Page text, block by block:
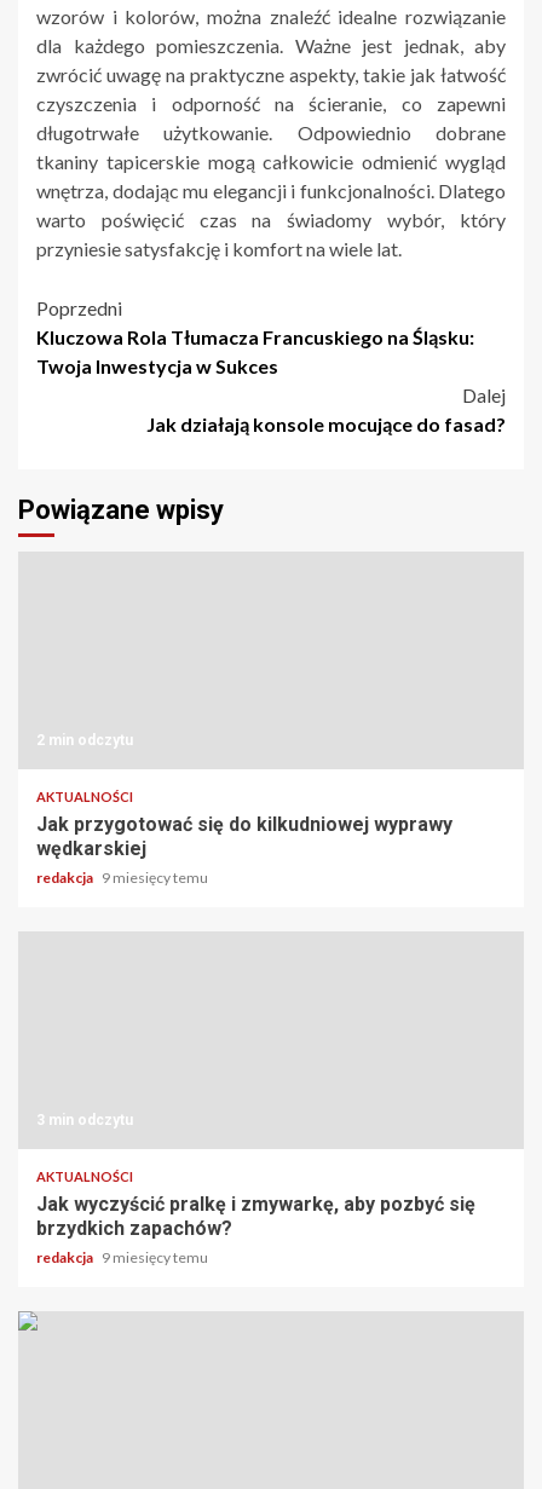
wzorów i kolorów, można znaleźć idealne rozwiązanie
dla każdego pomieszczenia. Ważne jest jednak, aby
zwrócić uwagę na praktyczne aspekty, takie jak łatwość
czyszczenia i odporność na ścieranie, co zapewni
długotrwałe użytkowanie. Odpowiednio dobrane
tkaniny tapicerskie mogą całkowicie odmienić wygląd
wnętrza, dodając mu elegancji i funkcjonalności. Dlatego
warto poświęcić czas na świadomy wybór, który
przyniesie satysfakcję i komfort na wiele lat.
Nawigacja
wpisu
Poprzedni
Kluczowa Rola Tłumacza Francuskiego na Śląsku:
Twoja Inwestycja w Sukces
Dalej
Jak działają konsole mocujące do fasad?
Powiązane wpisy
2 min odczytu
AKTUALNOŚCI
Jak przygotować się do kilkudniowej wyprawy
wędkarskiej
redakcja 9 miesięcy temu
3 min odczytu
AKTUALNOŚCI
Jak wyczyścić pralkę i zmywarkę, aby pozbyć się
brzydkich zapachów?
redakcja 9 miesięcy temu